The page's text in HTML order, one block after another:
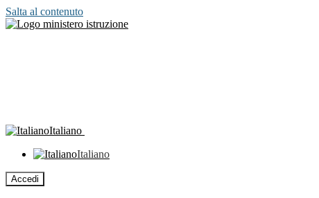
Salta al contenuto
Italiano
Italiano
Accedi